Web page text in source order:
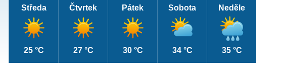
Středa
25 °C
Čtvrtek
27 °C
Pátek
30 °C
Sobota
34 °C
Neděle
35 °C